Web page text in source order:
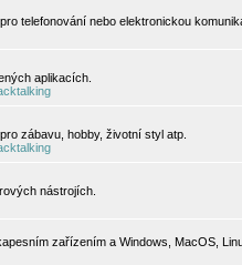
telefonování nebo elektronickou
aplikacích.
zábavu, hobby, životní styl atp.
nástrojích.
zařízením a Windows, MacOS,